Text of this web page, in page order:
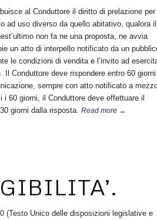
al Conduttore il diritto di prelazione per
ad uso diverso da quello abitativo, qualora il
non fa ne una proposta, ne avvia
un atto di interpello notificato da un
le condizioni di vendita e l’invito ad
Il Conduttore deve rispondere entro 60 giorni
sempre con atto notificato a
60 giorni, il Conduttore deve effettuare il
giorni dalla risposta. Read more →
(Testo Unico delle disposizioni legislative e